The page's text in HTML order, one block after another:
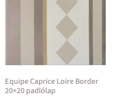
Equipe Caprice Loire Border
20×20 padlólap